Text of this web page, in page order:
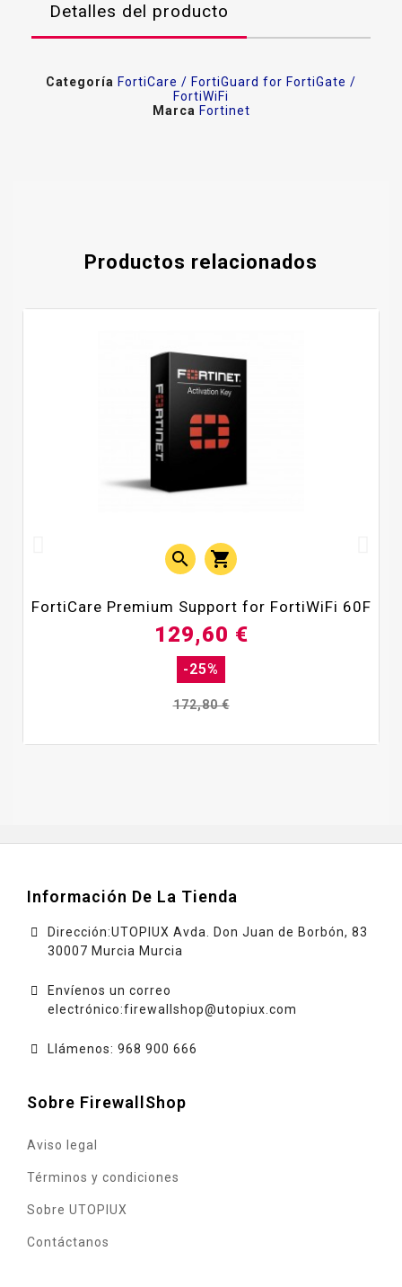
Detalles del producto
Categoría FortiCare / FortiGuard for FortiGate /
FortiWiFi
Marca Fortinet
Productos relacionados
 
FortiCare Premium Support for FortiWiFi 60F
172,80 €
-25%
129,60 €
Información De La Tienda
Dirección:UTOPIUX Avda. Don Juan de Borbón, 83
30007 Murcia Murcia
Envíenos un correo
electrónico:firewallshop@utopiux.com
Llámenos: 968 900 666
Sobre FirewallShop
Aviso legal
Términos y condiciones
Sobre UTOPIUX
Contáctanos